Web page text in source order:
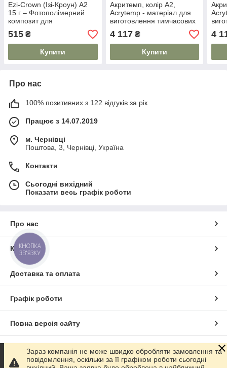
Ezi-Crown (Ізі-Кроун) А2
15 г – Фотополімерний
композит для
виготовлення тимчасових
коронок та мостів
515 ₴
Купити
Акритемп, колір А2,
Acrytemp - матеріал для
виготовлення тимчасових
коронок (Zhermack)
4 117₴
Купити
4
Про нас
100% позитивних з 122 відгуків за рік
Працює з 14.07.2019
м. Чернівці
Поштова, 3, Чернівці, Україна
Контакти
Сьогодні вихідний
Показати весь графік роботи
Про нас
Контакти
Доставка та оплата
Графік роботи
Повна версія сайту
Сайт створено на маркетплейсіProm.ua
Зараз компанія не може швидко обробляти замовлення та
повідомлення, оскільки за її графіком роботи сьогодні
КНОПКА
ЗВ'ЯЗКУ